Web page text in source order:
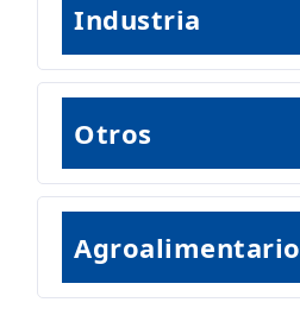
Industria
Otros
Agroalimentario